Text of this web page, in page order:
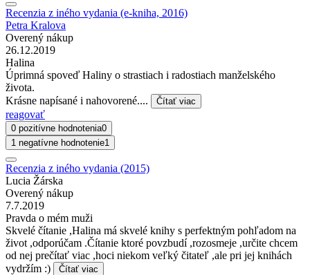
Recenzia z iného vydania (e-kniha, 2016)
Petra Kralova
Overený nákup
26.12.2019
Halina
Úprimná spoveď Haliny o strastiach i radostiach manželského
života.
Krásne napísané i nahovorené....
Čítať viac
reagovať
0 pozitívne hodnotenia0
1 negatívne hodnotenie1
Recenzia z iného vydania (2015)
Lucia Žárska
Overený nákup
7.7.2019
Pravda o mém muži
Skvelé čítanie ,Halina má skvelé knihy s perfektným pohľadom na
život ,odporúčam .Čítanie ktoré povzbudí ,rozosmeje ,určite chcem
od nej prečítať viac ,hoci niekom veľký čitateľ ,ale pri jej knihách
vydržím :)
Čítať viac